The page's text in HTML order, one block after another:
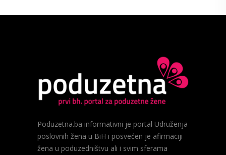
Poduzetna.ba informativni je portal Udruženja
poslovnih žena u BiH i posvećen je afirmaciji
žena u poduzedništvu ali i svim sferama